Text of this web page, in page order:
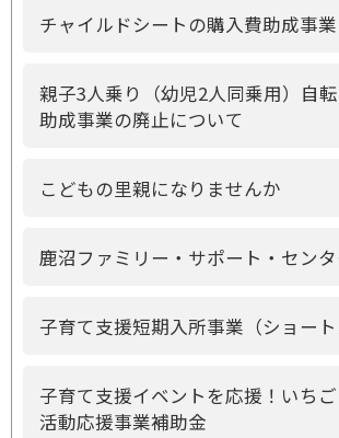
チャイルドシートの購入費助成事業
親子3人乗り（幼児2人同乗用）自
助成事業の廃止について
こどもの里親になりませんか
鹿沼ファミリー・サポート・セン
子育て支援短期入所事業（ショート
子育て支援イベントを応援！いち
活動応援事業補助金